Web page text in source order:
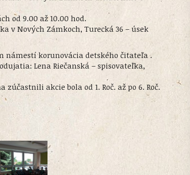
od 9.00 až 10.00 hod.
v Nových Zámkoch, Turecká 36 – úsek
námestí korunovácia detského čitateľa .
Lena Riečanská – spisovateľka,
akcie bola od 1. Roč. až po 6. Roč.